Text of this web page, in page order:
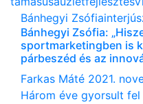
Bánhegyi Zsófiainterjú
Bánhegyi Zsófia:
sportmarketingben is
párbeszéd és az
Farkas Máté 2021.
Három éve gyorsult